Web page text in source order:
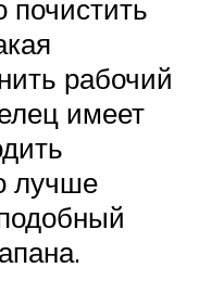
почистить
рабочий
имеет
лучше